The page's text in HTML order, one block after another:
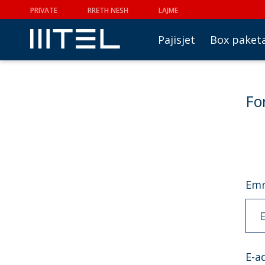
PRIVATE RRETH NESH LAJME
Pajisjet Box
Е-